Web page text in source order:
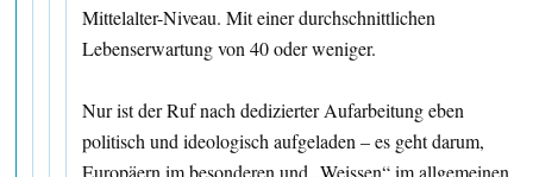
Mittelalter-Niveau. Mit einer durchschnittlichen
Lebenserwartung von 40 oder weniger.
Nur ist der Ruf nach dedizierter Aufarbeitung eben
politisch und ideologisch aufgeladen – es geht darum,
Europäern im besonderen und „Weissen“ im allgemeinen